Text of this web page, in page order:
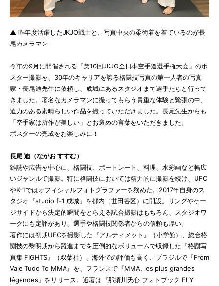
▲ 昨年度活躍したJKJO戦士と、写真中央の柔術着を着ているのが長
尾カメラマン
今年の9月に開催される「第16回JKJO全日本空手道選手権大会」のポ
スター撮影を、30年のキャリアを誇る格闘技写真の第一人者の写真
家・長尾迪先生に依頼し、成城にあるスタジオまで選手たちと行って
きました。著名なカメラマンに撮ってもらう貴重な体験と緊張の中、
迫力のある素晴らしい作品を撮っていただきました。長尾先生からも
「空手家は所作が美しい」とお褒めの言葉をいただきました。
ポスターの完成をお楽しみに！
長尾 迪（ながお すすむ）
雑誌や広告を中心に、格闘技、ポートレート、料理、水彩画など幅広
いジャンルで撮影。特に格闘技においては精力的に撮影を続け、UFC
やK-1ではオフィシャルフォトグラファーを務めた。2017年自身のス
タジオ『studio f-1 成城』を都内（世田谷区）に開設。リングやケー
ジサイドから決定的瞬間をとらえる試合撮影はもちろん、スタジオワ
ークにも定評があり、選手や格闘技関係者からの信頼も厚い。
著作には初期UFCを撮影した『アルティメット』（小学館）、総合格
闘技の黎明期から躍進までを圧倒的なボリュームで収録した『格闘写
真集 FIGHTS』（双葉社）、海外での評価も高く、ブラジルで『From
Vale Tudo To MMA』を、フランスで『MMA, les plus grandes
légendes』をリリース。近著は『那須川天心 フォトブック FLY